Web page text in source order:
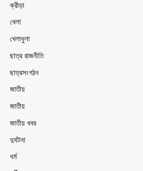
ক্রীড়া
খেলা
খেলাধুলা
ছাত্র রাজনীতি
ছাত্রসংগঠন
জাতীয়
জাতীয়
জাতীয় খবর
দুর্ঘটনা
ধর্ম